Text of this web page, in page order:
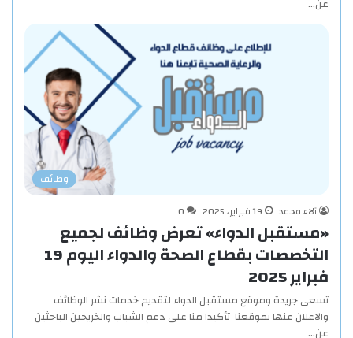
عن…
وظائف
آلاء محمد
19 فبراير، 2025 0
«مستقبل الدواء» تعرض وظائف لجميع
التخصصات بقطاع الصحة والدواء اليوم 19
فبراير 2025
تسعى جريدة وموقع مستقبل الدواء لتقديم خدمات نشر الوظائف
والاعلان عنها بموقعنا تأكيدا منا على دعم الشباب والخريجين الباحثين
عن…